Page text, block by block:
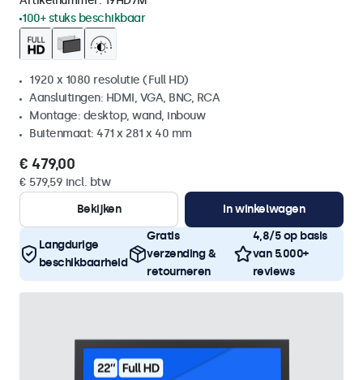
100+ stuks beschikbaar
1920 x 1080 resolutie (Full HD)
Aansluitingen: HDMI, VGA, BNC, RCA
Montage: desktop, wand, inbouw
Buitenmaat: 471 x 281 x 40 mm
€ 479,00
€ 579,59 incl. btw
Bekijken
In winkelwagen
Langdurige
beschikbaarheid
Gratis
verzending &
retourneren
4,8/5 op basis
van 5.000+
reviews